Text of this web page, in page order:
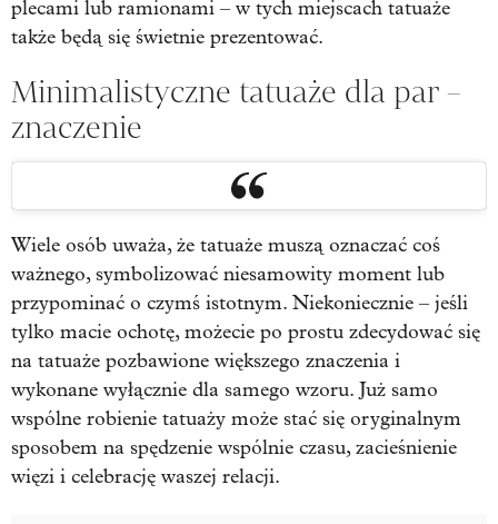
plecami lub ramionami – w tych miejscach tatuaże
także będą się świetnie prezentować.
Minimalistyczne tatuaże dla par –
znaczenie
Wiele osób uważa, że tatuaże muszą oznaczać coś
ważnego, symbolizować niesamowity moment lub
przypominać o czymś istotnym. Niekoniecznie – jeśli
tylko macie ochotę, możecie po prostu zdecydować się
na tatuaże pozbawione większego znaczenia i
wykonane wyłącznie dla samego wzoru. Już samo
wspólne robienie tatuaży może stać się oryginalnym
sposobem na spędzenie wspólnie czasu, zacieśnienie
więzi i celebrację waszej relacji.